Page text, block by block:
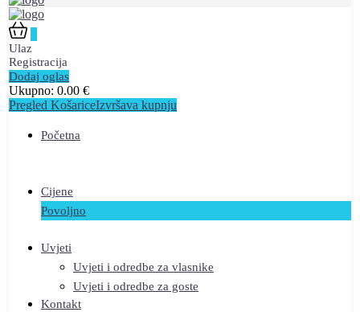
Ulaz
Registracija
Dodaj oglas
Ukupno: 0.00 €
Pregled KošariceIzvršava kupnju
Početna
Cijene
Povoljno
Uvjeti
Uvjeti i odredbe za vlasnike
Uvjeti i odredbe za goste
Kontakt